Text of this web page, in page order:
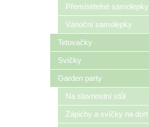
Přemístitelné samolepky
Vánoční samolepky
Tetovačky
Svíčky
Garden party
Na slavnostní stůl
Zápichy a svíčky na dort